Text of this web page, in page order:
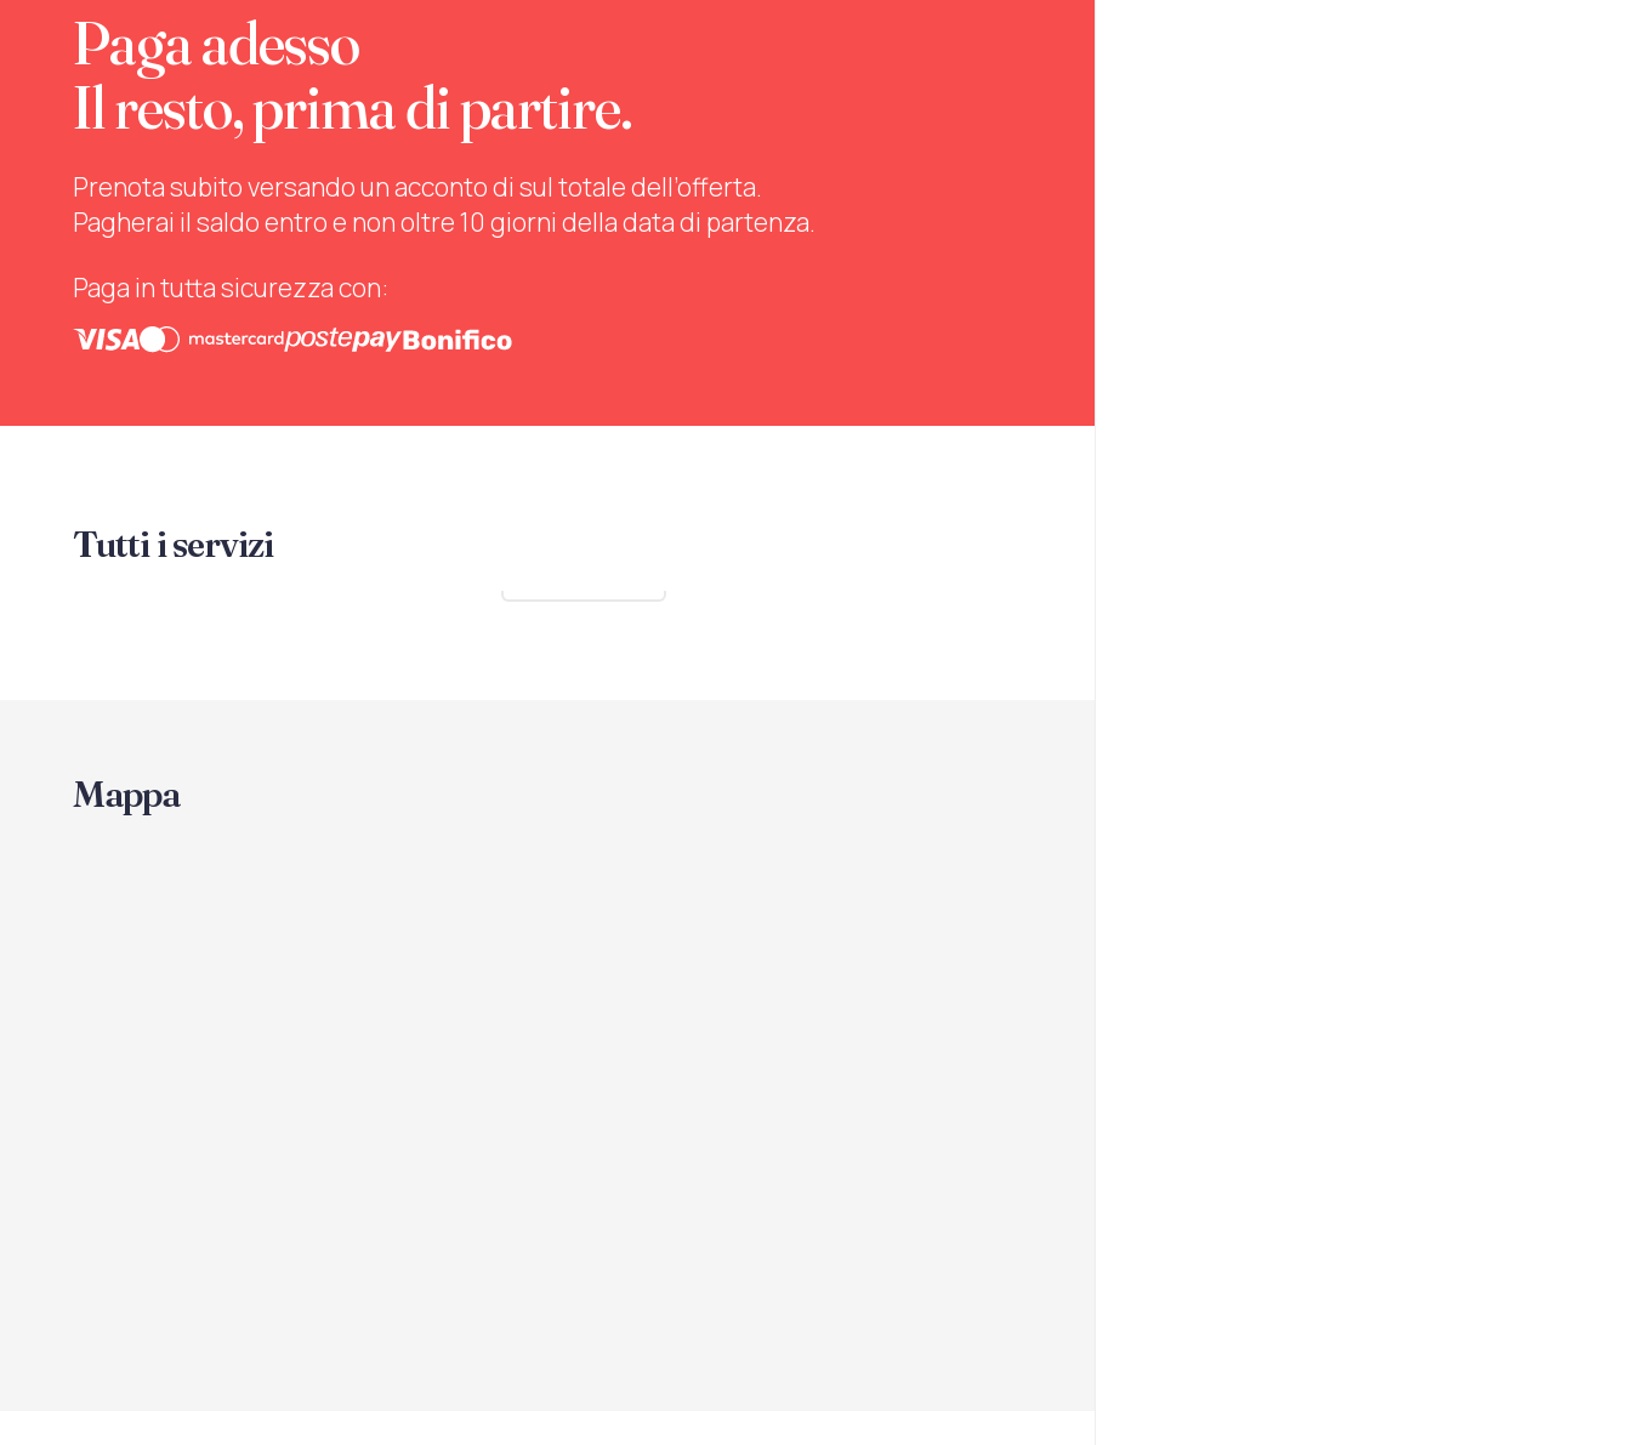
Paga adesso
Il resto, prima di partire.
Prenota subito versando un acconto di sul totale dell’offerta.
Pagherai il saldo entro e non oltre 10 giorni della data di partenza.
Paga in tutta sicurezza con:
Tutti i servizi
Mappa